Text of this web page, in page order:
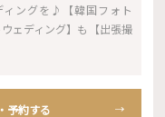
ングを♪【韓国フォト
ェディング】も【出張撮
予約する